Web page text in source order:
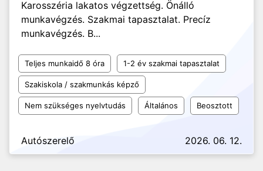
Karosszéria lakatos végzettség. Önálló
munkavégzés. Szakmai tapasztalat. Precíz
munkavégzés. B...
Teljes munkaidő 8 óra 1-2 év szakmai tapasztalat
Szakiskola / szakmunkás képző
Nem szükséges nyelvtudás Általános Beosztott
Autószerelő 2026. 06. 12.